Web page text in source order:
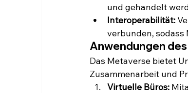
und gehandelt
Interoperabilität:
verbunden, sodass
Anwendungen
Das Metaverse bietet
Zusammenarbeit und
Virtuelle Büros: